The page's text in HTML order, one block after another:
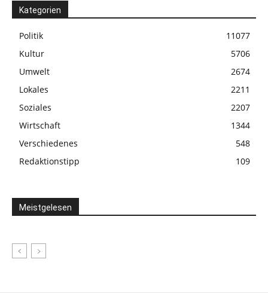
Kategorien
Politik
11077
Kultur
5706
Umwelt
2674
Lokales
2211
Soziales
2207
Wirtschaft
1344
Verschiedenes
548
Redaktionstipp
109
Meistgelesen